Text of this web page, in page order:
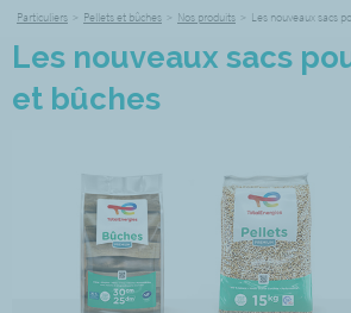
Particuliers > Pellets et bûches > Nos produits > Les nouveaux sacs
Les nouveaux sacs
et bûches